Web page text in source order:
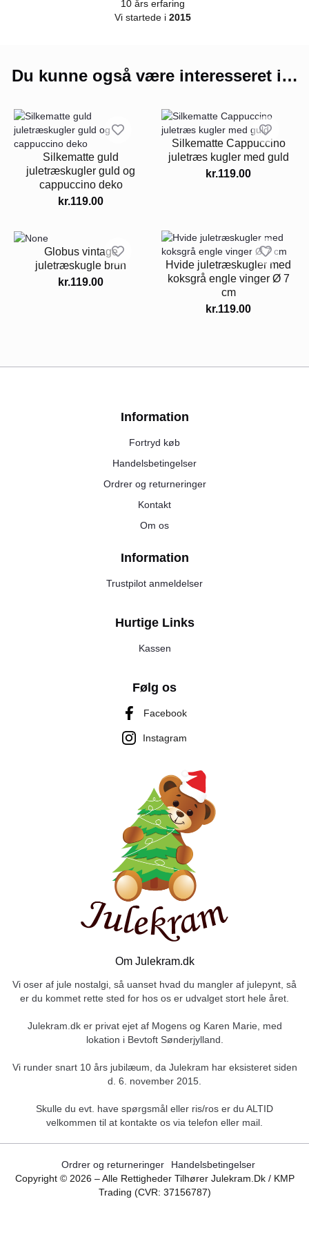
10 års erfaring
Vi startede i 2015
Du kunne også være interesseret i…
Silkematte guld
juletræskugler guld og
cappuccino deko
kr.119.00
Silkematte Cappuccino
juletræs kugler med guld
kr.119.00
Globus vintage
juletræskugle brun
kr.119.00
Hvide juletræskugler med
koksgrå engle vinger Ø 7
cm
kr.119.00
Om Julekram.dk
Vi oser af jule nostalgi, så uanset hvad du mangler af julepynt, så
er du kommet rette sted for hos os er udvalget stort hele året.
Julekram.dk er privat ejet af Mogens og Karen Marie, med
lokation i Bevtoft Sønderjylland.
Vi runder snart 10 års jubilæum, da Julekram har eksisteret siden
d. 6. november 2015.
Skulle du evt. have spørgsmål eller ris/ros er du ALTID
velkommen til at kontakte os via telefon eller mail.
Information
Fortryd køb
Handelsbetingelser
Ordrer og returneringer
Kontakt
Om os
Information
Trustpilot anmeldelser
Hurtige Links
Kassen
Følg os
Facebook
Instagram
Copyright © 2026– Alle Rettigheder Tilhører Julekram.dk / KMP
Trading (CVR: 37156787)
Ordrer og returneringer Handelsbetingelser